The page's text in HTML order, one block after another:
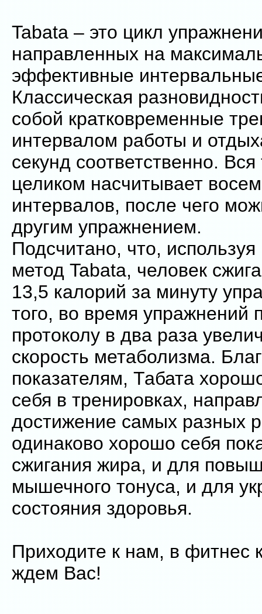
Tabata – это цикл
направленных на
эффективные
Классическая
собой кратковременные
интервалом работы и
секунд соответственно.
целиком насчитывает
интервалов, после чего
другим упражнением.
Подсчитано, что,
метод Tabata, человек
13,5 калорий за минуту
того, во время упражнений
протоколу в два раза
скорость метаболизма.
показателям, Табата
себя в тренировках,
достижение самых разных
одинаково хорошо себя
сжигания жира, и для
мышечного тонуса, и для
состояния здоровья.
Приходите к нам, в фитнес
ждем Вас!